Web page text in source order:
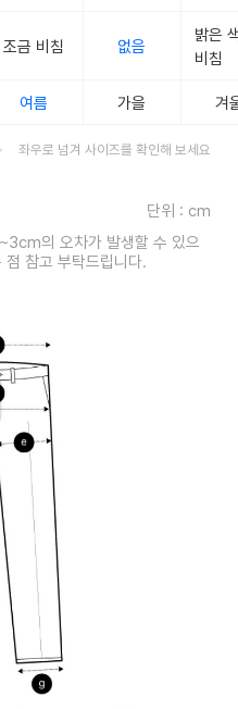
조금 비침 없음
밝은
비침
여름 가을 겨
좌우로 넘겨 사이즈를 확인해 보세요
단위 : cm
의 오차가 발생할 수 있으
참고 부탁드립니다.